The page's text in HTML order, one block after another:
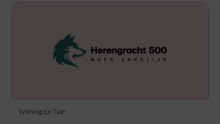
Woning En Tuin